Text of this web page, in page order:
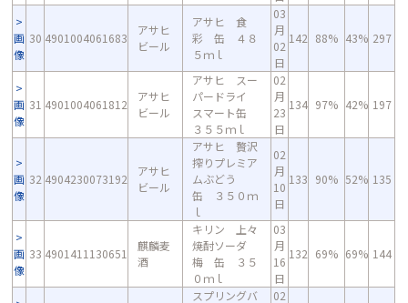
画
像
30 4901004061683
アサヒ
ビール
アサヒ 食
彩 缶 ４８
５ｍｌ
03
月
02
日
142 88% 43% 297
画
像
31 4901004061812
アサヒ
ビール
アサヒ スー
パードライ
スマート缶
３５５ｍｌ
02
月
23
日
134 97% 42% 197
画
像
32 4904230073192
アサヒ
ビール
アサヒ 贅沢
搾りプレミア
ムぶどう
缶 ３５０ｍ
ｌ
02
月
10
日
133 90% 52% 135
画
像
33 4901411130651
麒麟麦
酒
キリン 上々
焼酎ソーダ
梅 缶 ３５
０ｍｌ
03
月
16
日
132 69% 69% 144
スプリングバ
02